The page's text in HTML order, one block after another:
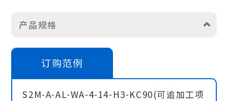
产品规格
订购范例
S2M-A-AL-WA-4-14-H3-KC90(可追加工项